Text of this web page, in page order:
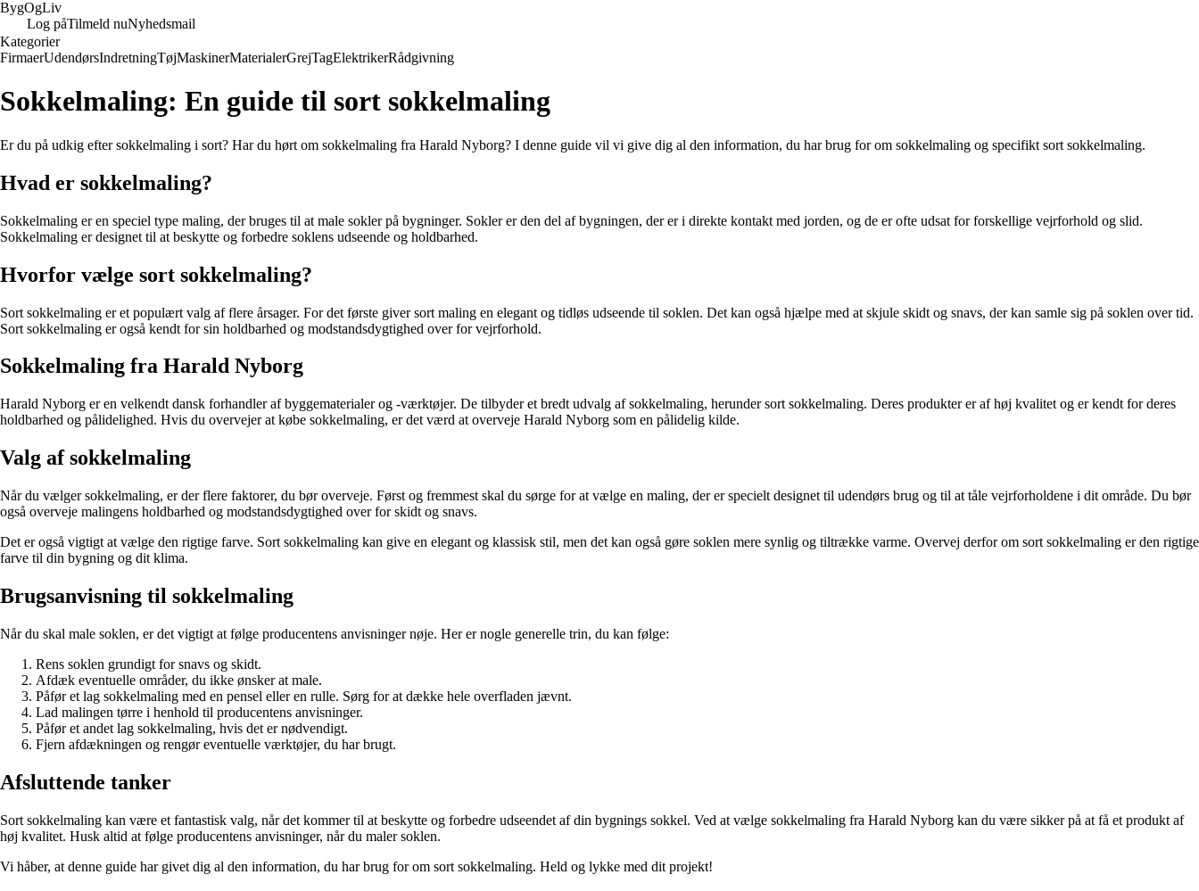
BygOgLiv
Log påTilmeld nuNyhedsmail
Kategorier
FirmaerUdendørsIndretningTøjMaskinerMaterialerGrejTagElektrikerRådgivning
Sokkelmaling: En guide til sort sokkelmaling
Er du på udkig efter sokkelmaling i sort? Har du hørt om sokkelmaling fra Harald Nyborg? I denne guide vil vi give dig al den information, du har brug for om sokkelmaling og specifikt sort sokkelmaling.
Hvad er sokkelmaling?
Sokkelmaling er en speciel type maling, der bruges til at male sokler på bygninger. Sokler er den del af bygningen, der er i direkte kontakt med jorden, og de er ofte udsat for forskellige vejrforhold og slid.
Sokkelmaling er designet til at beskytte og forbedre soklens udseende og holdbarhed.
Hvorfor vælge sort sokkelmaling?
Sort sokkelmaling er et populært valg af flere årsager. For det første giver sort maling en elegant og tidløs udseende til soklen. Det kan også hjælpe med at skjule skidt og snavs, der kan samle sig på soklen over tid.
Sort sokkelmaling er også kendt for sin holdbarhed og modstandsdygtighed over for vejrforhold.
Sokkelmaling fra Harald Nyborg
Harald Nyborg er en velkendt dansk forhandler af byggematerialer og -værktøjer. De tilbyder et bredt udvalg af sokkelmaling, herunder sort sokkelmaling. Deres produkter er af høj kvalitet og er kendt for deres
holdbarhed og pålidelighed. Hvis du overvejer at købe sokkelmaling, er det værd at overveje Harald Nyborg som en pålidelig kilde.
Valg af sokkelmaling
Når du vælger sokkelmaling, er der flere faktorer, du bør overveje. Først og fremmest skal du sørge for at vælge en maling, der er specielt designet til udendørs brug og til at tåle vejrforholdene i dit område. Du bør
også overveje malingens holdbarhed og modstandsdygtighed over for skidt og snavs.
Det er også vigtigt at vælge den rigtige farve. Sort sokkelmaling kan give en elegant og klassisk stil, men det kan også gøre soklen mere synlig og tiltrække varme. Overvej derfor om sort sokkelmaling er den rigtige
farve til din bygning og dit klima.
Brugsanvisning til sokkelmaling
Når du skal male soklen, er det vigtigt at følge producentens anvisninger nøje. Her er nogle generelle trin, du kan følge:
Rens soklen grundigt for snavs og skidt.
Afdæk eventuelle områder, du ikke ønsker at male.
Påfør et lag sokkelmaling med en pensel eller en rulle. Sørg for at dække hele overfladen jævnt.
Lad malingen tørre i henhold til producentens anvisninger.
Påfør et andet lag sokkelmaling, hvis det er nødvendigt.
Fjern afdækningen og rengør eventuelle værktøjer, du har brugt.
Afsluttende tanker
Sort sokkelmaling kan være et fantastisk valg, når det kommer til at beskytte og forbedre udseendet af din bygnings sokkel. Ved at vælge sokkelmaling fra Harald Nyborg kan du være sikker på at få et produkt af
høj kvalitet. Husk altid at følge producentens anvisninger, når du maler soklen.
Vi håber, at denne guide har givet dig al den information, du har brug for om sort sokkelmaling. Held og lykke med dit projekt!